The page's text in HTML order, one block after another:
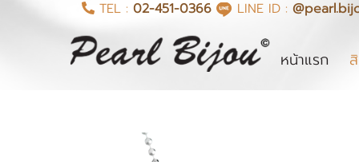
TEL : 02-451-0366 LINE ID :
หน้าแรก